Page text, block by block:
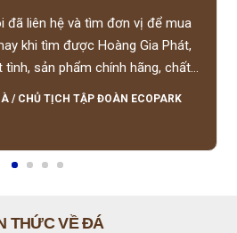
đã liên hệ và tìm đơn vị để mua
khi tìm được Hoàng Gia Phát,
sản phẩm chính hãng, chất
hợp lý, hỗ trợ tận tình.
/ CHỦ TỊCH TẬP ĐOÀN ECOPARK
THỨC VỀ ĐÁ